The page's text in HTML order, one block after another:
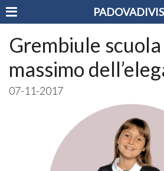
Grembiule
massimo
07-11-2017